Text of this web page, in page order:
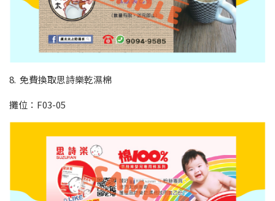
8. 免費換取思詩樂乾濕棉
攤位：F03-05